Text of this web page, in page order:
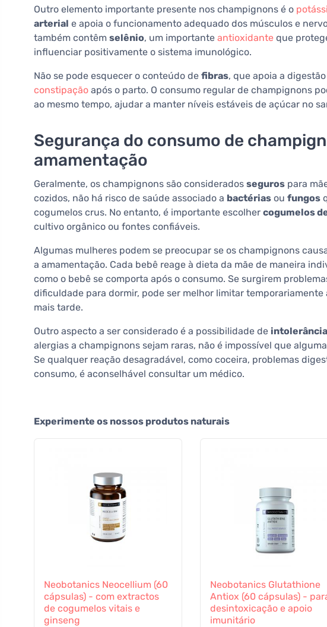
Outro elemento importante presente nos champignons é o
arterial e apoia o funcionamento adequado dos músculos e
também contêm selênio, um importante antioxidante que
influenciar positivamente o sistema imunológico.
Não se pode esquecer o conteúdo de fibras, que apoia a
constipação após o parto. O consumo regular de champignons
ao mesmo tempo, ajudar a manter níveis estáveis de açúcar no
Segurança do consumo de
amamentação
Geralmente, os champignons são considerados seguros para
cozidos, não há risco de saúde associado a bactérias ou fungos
cogumelos crus. No entanto, é importante escolher cogumelos
cultivo orgânico ou fontes confiáveis.
Algumas mulheres podem se preocupar se os champignons
a amamentação. Cada bebê reage à dieta da mãe de maneira
como o bebê se comporta após o consumo. Se surgirem
dificuldade para dormir, pode ser melhor limitar
mais tarde.
Outro aspecto a ser considerado é a possibilidade de intolerância
alergias a champignons sejam raras, não é impossível que
Se qualquer reação desagradável, como coceira, problemas
consumo, é aconselhável consultar um médico.
Experimente os nossos produtos naturais
Neobotanics Neocellium (60
cápsulas) - com extractos
de cogumelos vitais e
ginseng
Neobotanics Glutathione
Antiox (60 cápsulas) -
desintoxicação e apoio
imunitário